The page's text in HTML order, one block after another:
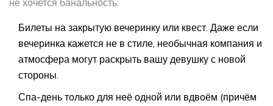
не хочется банальность:
Билеты на закрытую вечеринку или квест. Даже если
вечеринка кажется не в стиле, необычная компания и
атмосфера могут раскрыть вашу девушку с новой
стороны.
Спа-день только для неё одной или вдвоём (причём